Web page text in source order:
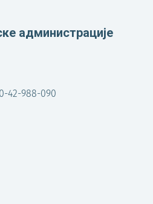
администрације
42-988-090